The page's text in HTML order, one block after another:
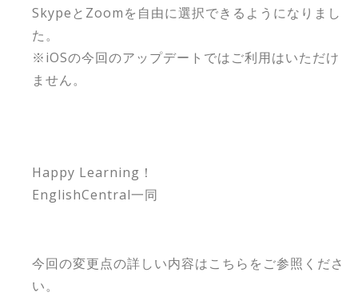
SkypeとZoomを自由に選択できるようになりまし
た。
※iOSの今回のアップデートではご利用はいただけ
ません。
Happy Learning！
EnglishCentral一同
今回の変更点の詳しい内容はこちらをご参照くださ
い。